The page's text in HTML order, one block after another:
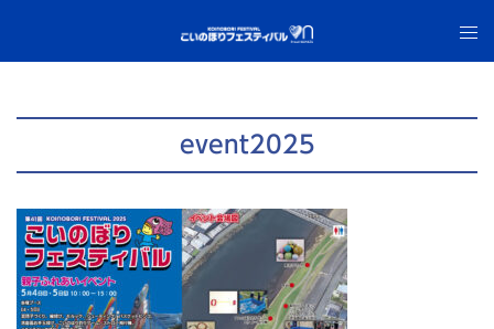
テ
ト
グ
メ
ュ
event2025